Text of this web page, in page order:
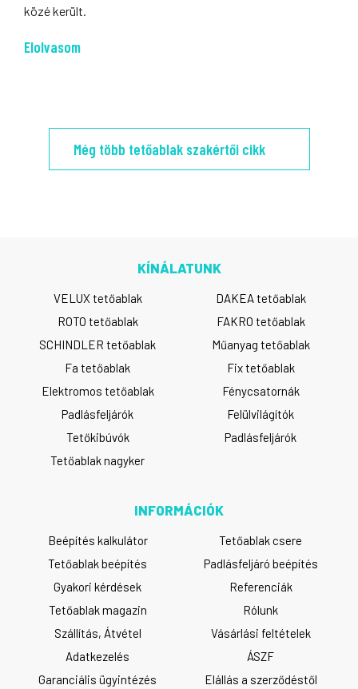
közé került.
Elolvasom
Még több tetőablak szakértői cikk
KÍNÁLATUNK
VELUX tetőablak
DAKEA tetőablak
ROTO tetőablak
FAKRO tetőablak
SCHINDLER tetőablak
Műanyag tetőablak
Fa tetőablak
Fix tetőablak
Elektromos tetőablak
Fénycsatornák
Padlásfeljárók
Felülvilágítók
Tetőkibúvók
Padlásfeljárók
Tetőablak nagyker
INFORMÁCIÓK
Beépítés kalkulátor
Tetőablak csere
Tetőablak beépítés
Padlásfeljáró beépítés
Gyakori kérdések
Referenciák
Tetőablak magazin
Rólunk
Szállítás, Átvétel
Vásárlási feltételek
Adatkezelés
ÁSZF
Garanciális ügyintézés
Elállás a szerződéstől